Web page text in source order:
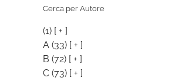
Cerca per Autore
(1) [ + ]
A (33) [ + ]
B (72) [ + ]
C (73) [ + ]